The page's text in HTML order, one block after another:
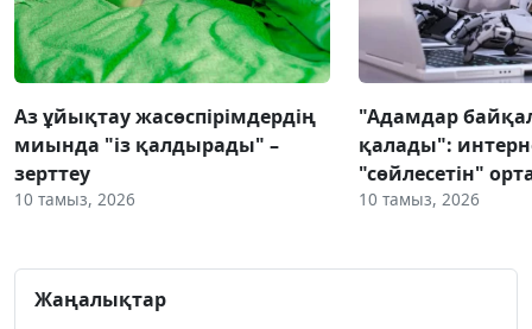
Аз ұйықтау жасөспірімдердің
миында "із қалдырады" –
зерттеу
10 тамыз, 2026
"Адамдар
қалады":
"сөйлесетін"
10 тамыз, 2026
Жаңалықтар